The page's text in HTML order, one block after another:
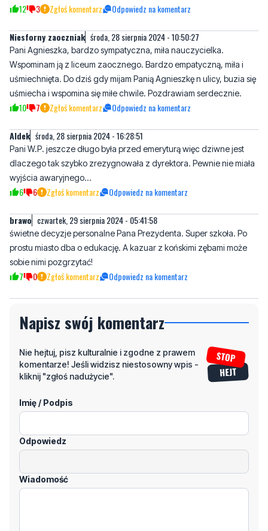
Pani Agnieszka, bardzo sympatyczna, miła nauczycielka.
uśmiechnięta. Do dziś gdy mijam Panią Agnieszkę n ulicy, buzia się
uśmiecha i wspomina się miłe chwile. Pozdrawiam serdecznie.
10 7 Zgłoś komentarz Odpowiedz na komentarz
Aldek środa, 28 sierpnia 2024 - 16:28:51
Pani W.P. jeszcze długo była przed emeryturą więc dziwne jest
wyjścia awaryjnego...
6 6 Zgłoś komentarz Odpowiedz na komentarz
brawo czwartek, 29 sierpnia 2024 - 05:41:58
świetne decyzje personalne Pana Prezydenta. Super szkoła. Po
sobie nimi pozgrzytać!
7 0 Zgłoś komentarz Odpowiedz na komentarz
Napisz swój komentarz
komentarze! Jeśli widzisz niestosowny wpis -
kliknij "zgłoś nadużycie".
Imię / Podpis
Odpowiedz
Wiadomość